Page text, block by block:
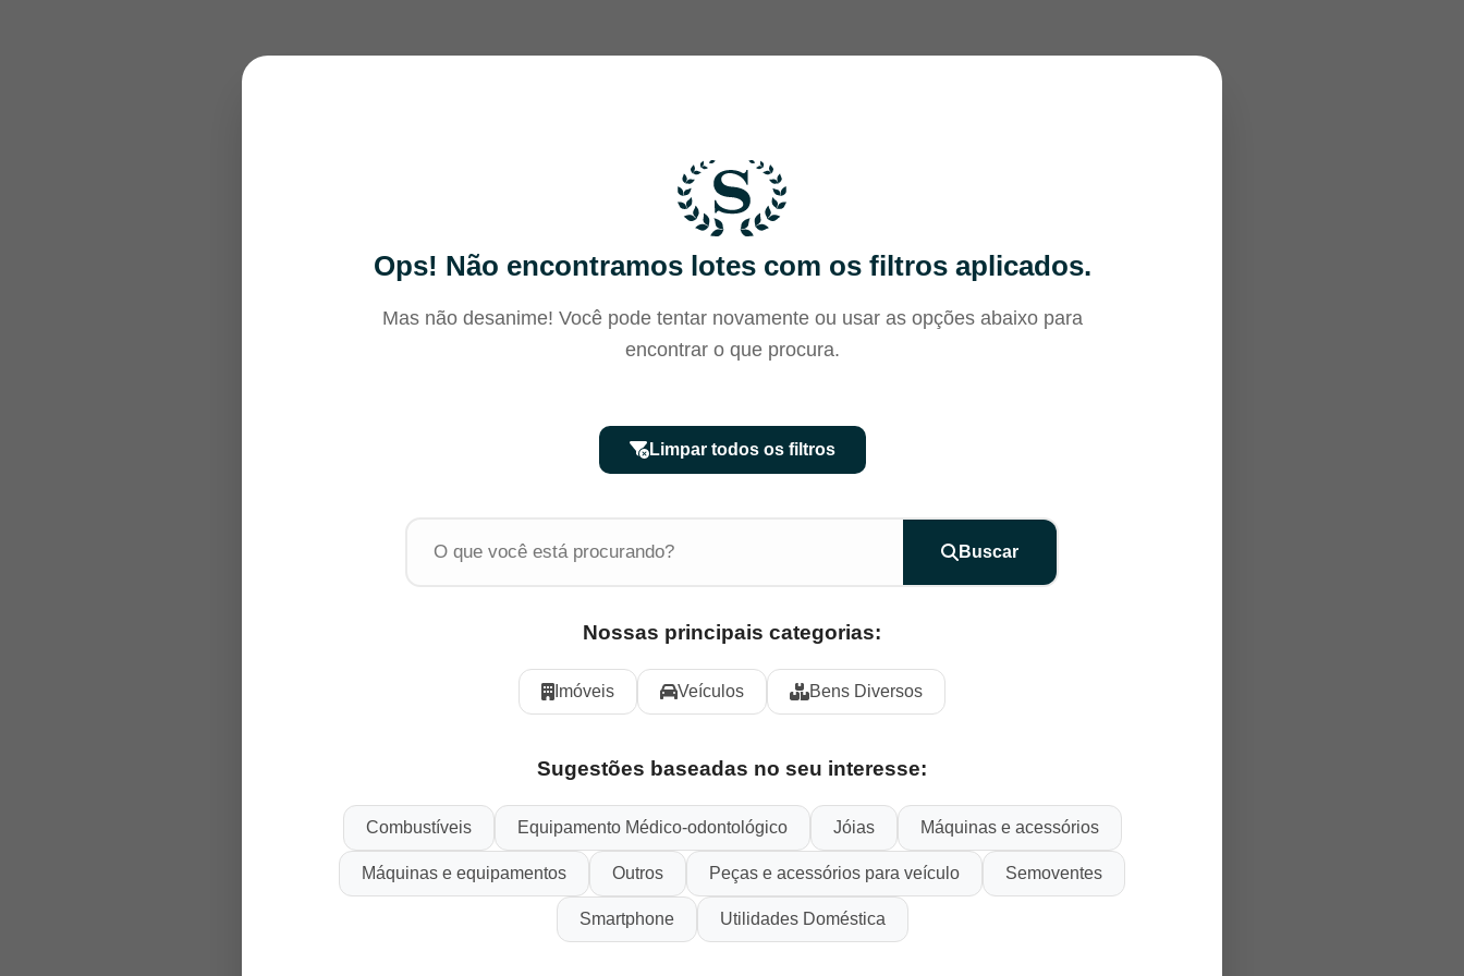
Ops! Não encontramos lotes com os filtros aplicados.
Mas não desanime! Você pode tentar novamente ou usar as opções abaixo para
encontrar o que procura.
Limpar todos os filtros
Buscar
Nossas principais categorias:
Imóveis Veículos Bens Diversos
Sugestões baseadas no seu interesse:
Combustíveis Equipamento Médico-odontológico Jóias Máquinas e acessórios
Máquinas e equipamentos Outros Peças e acessórios para veículo Semoventes
Smartphone Utilidades Doméstica